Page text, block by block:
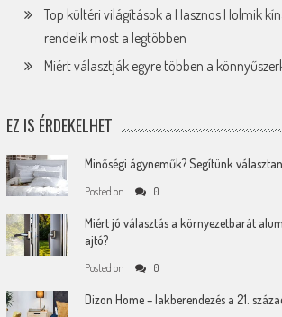
Top kültéri világítások a Hasznos Holmik
rendelik most a legtöbben
Miért választják egyre többen a
EZ IS ÉRDEKELHET
Minőségi ágyneműk? Segítünk
Posted on 0
Miért jó választás a környezetbarát
ajtó?
Posted on 0
Dizon Home – lakberendezés a 21.